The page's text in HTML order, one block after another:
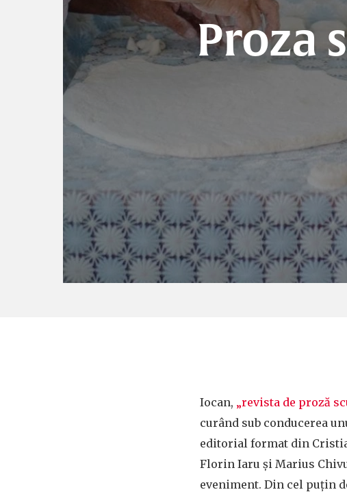
Proza
Iocan, „revista de proză
curând sub conducerea
editorial format din
Florin Iaru și Marius
eveniment. Din cel puțin